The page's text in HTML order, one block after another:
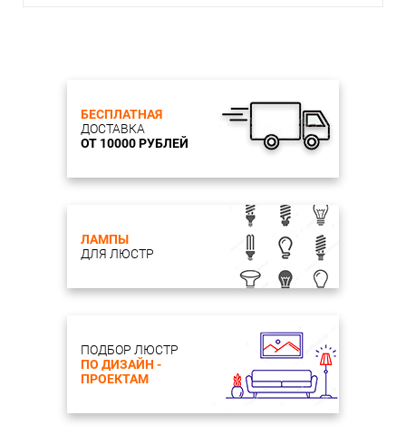
БЕСПЛАТНАЯ
ДОСТАВКА
ОТ 10000 РУБЛЕЙ
ЛАМПЫ
ДЛЯ ЛЮСТР
ПОДБОР ЛЮСТР
ПО ДИЗАЙН -
ПРОЕКТАМ